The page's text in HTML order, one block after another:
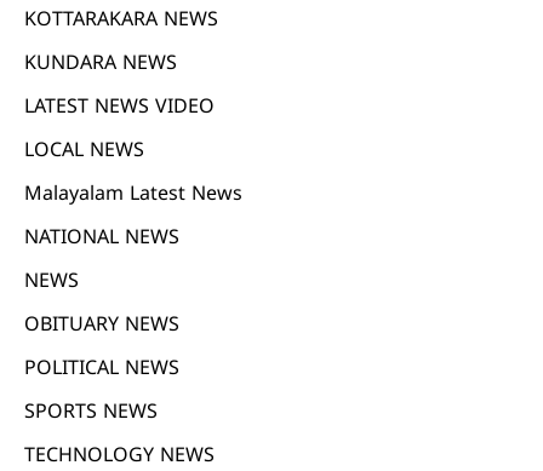
KOTTARAKARA NEWS
KUNDARA NEWS
LATEST NEWS VIDEO
LOCAL NEWS
Malayalam Latest News
NATIONAL NEWS
NEWS
OBITUARY NEWS
POLITICAL NEWS
SPORTS NEWS
TECHNOLOGY NEWS